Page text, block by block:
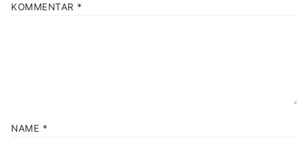
KOMMENTAR *
NAME *